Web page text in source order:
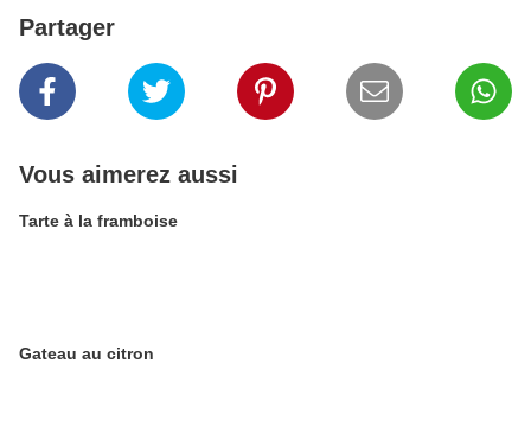
Partager
Vous aimerez aussi
Tarte à la framboise
Gateau au citron